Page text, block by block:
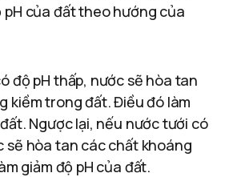
pH của đất theo hướng của
độ pH thấp, nước sẽ hòa tan
kiềm trong đất. Điều đó làm
Ngược lại, nếu nước tưới có
sẽ hòa tan các chất khoáng
giảm độ pH của đất.